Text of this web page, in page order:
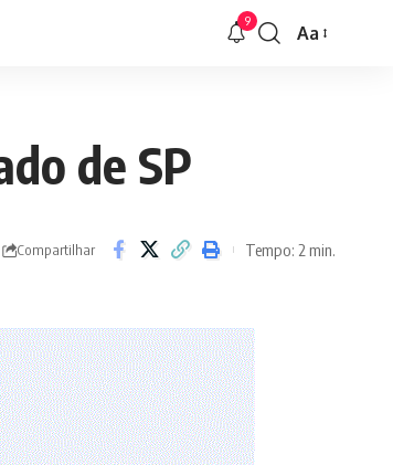
9
Font
Aa
de SP
Compartilhar Tempo: 2 min.